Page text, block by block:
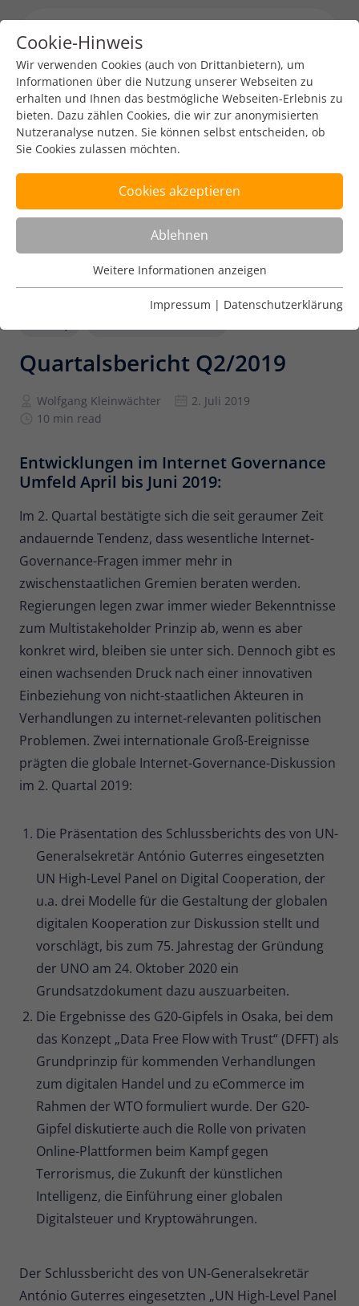
Quartalsbericht Q2/2019
Wolfgang Kleinwächter
2. Juli 2019
10 min read
Entwicklungen im Internet Governance
Umfeld April bis Juni 2019:
Im 2. Quartal bestätigte sich die seit geraumer Zeit
andauernde Tendenz, dass wesentliche Internet-
Governance-Fragen immer mehr in
zwischenstaatlichen Gremien beraten werden.
Regierungen legen zwar immer wieder Bekenntnisse
zum Multistakeholder Prinzip ab, wenn es aber
konkret wird, bleiben sie unter sich. Dennoch gibt es
einen wachsenden Druck nach einer innovativen
Einbeziehung von nicht-staatlichen Akteuren in
Verhandlungen zu internet-relevanten politischen
Problemen. Zwei internationale Groß-Ereignisse
prägten die globale Internet-Governance-Diskussion
im 2. Quartal 2019:
Die Präsentation des Schlussberichts des von UN-
Generalsekretär António Guterres eingesetzten
UN High-Level Panel on Digital Cooperation, der
u.a. drei Modelle für die Gestaltung der globalen
digitalen Kooperation zur Diskussion stellt und
vorschlägt, bis zum 75. Jahrestag der Gründung
der UNO am 24. Oktober 2020 ein
Grundsatzdokument dazu auszuarbeiten.
Die Ergebnisse des G20-Gipfels in Osaka, bei dem
das Konzept „Data Free Flow with Trust“ (DFFT) als
Grundprinzip für kommenden Verhandlungen
zum digitalen Handel und zu eCommerce im
Rahmen der WTO formuliert wurde. Der G20-
Gipfel diskutierte auch die Rolle von privaten
Online-Plattformen beim Kampf gegen
Terrorismus, die Zukunft der künstlichen
Intelligenz, die Einführung einer globalen
Digitalsteuer und Kryptowährungen.
Der Schlussbericht des von UN-Generalsekretär
António Guterres eingesetzten „UN High-Level Panel
Cookie-Hinweis
Wir verwenden Cookies (auch von Drittanbietern), um
Informationen über die Nutzung unserer Webseiten zu
erhalten und Ihnen das bestmögliche Webseiten-Erlebnis zu
bieten. Dazu zählen Cookies, die wir zur anonymisierten
Nutzeranalyse nutzen. Sie können selbst entscheiden, ob
Sie Cookies zulassen möchten.
Cookies akzeptieren
Ablehnen
Nutzungsanalyse
Cookies zur Nutzungsanalyse ermöglichen es uns zu
Laufzeit
Zweck
Zur Speicherung der
Attributionsinformationen, des
Referrers, der ursprünglich zum
Besuch der Website verwendet wurde
Name _pk_id
Anbieter Matomo
Laufzeit 13 Monate
Zweck
Wird verwendet, um einige Details über
den Benutzer zu speichern, wie z. B. die
eindeutige Besucher-ID.
Name _pk_ses
Anbieter Matomo
Zweck
Kurzlebige Cookies, die zur
vorübergehenden Speicherung von
Daten für den Besuch verwendet
werden.
Name _pk_cvar
Anbieter Matomo
Laufzeit 30 Minuten
Zweck
Kurzlebige Cookies, die zur
vorübergehenden Speicherung von
werden.
Weitere Informationen anzeigen
Impressum | Datenschutzerklärung